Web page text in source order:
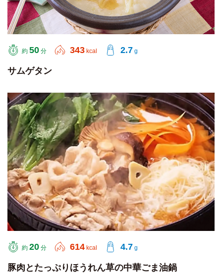
約 50 分 343 kcal 2.7 g
サムゲタン
約 20 分 614 kcal 4.7 g
豚肉とたっぷりほうれん草の中華ごま油鍋